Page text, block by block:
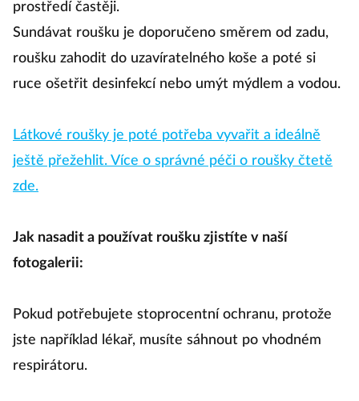
prostředí častěji.
Sundávat roušku je doporučeno směrem od zadu,
roušku zahodit do uzavíratelného koše a poté si
ruce ošetřit desinfekcí nebo umýt mýdlem a vodou.
Látkové roušky je poté potřeba vyvařit a ideálně
ještě přežehlit. Více o správné péči o roušky čtetě
zde.
Jak nasadit a používat roušku zjistíte v naší
fotogalerii:
Pokud potřebujete stoprocentní ochranu, protože
jste například lékař, musíte sáhnout po vhodném
respirátoru.